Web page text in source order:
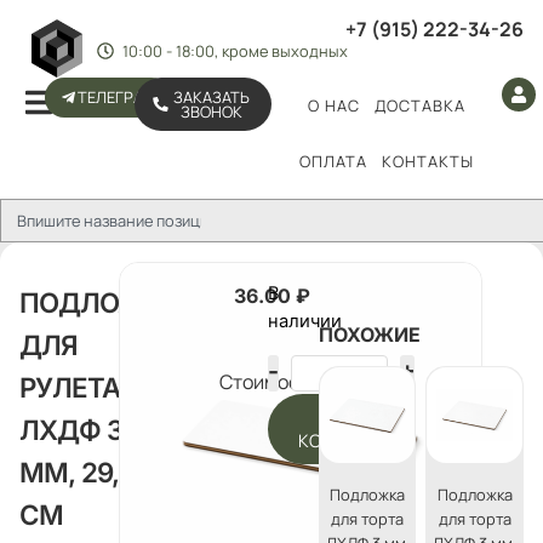
+7 (915) 222-34-26
10:00 - 18:00, кроме выходных
ТЕЛЕГРАМ ЗАКАЗАТЬ
ЗВОНОК О НАС ДОСТАВКА
ОПЛАТА КОНТАКТЫ
ПОДЛОЖКА
ДЛЯ
РУЛЕТА
ЛХДФ 3
ММ, 29,5*11
СМ
Стоимость:
36.00₽
В
наличии
В
КОРЗИНУ
ПОХОЖИЕ
Подложка
для торта
Подложка
для торта